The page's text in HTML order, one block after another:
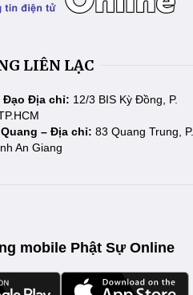
LIÊN LẠC
Đạo Địa chỉ: 12/3 BIS Kỳ Đồng, P.
– Địa chỉ: 83 Quang Trung, P.
An Giang
mobile Phật Sự Online